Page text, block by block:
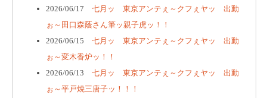
2026/06/17 七月ッ 東京アンテぇ～クフぇヤッ 出動
ぉ～田口森蔭さん筆ッ親子虎ッ！！
2026/06/15 七月ッ 東京アンテぇ～クフぇヤッ 出動
ぉ～変木香炉ッ！！
2026/06/13 七月ッ 東京アンテぇ～クフぇヤッ 出動
ぉ～平戸焼三唐子ッ！！！